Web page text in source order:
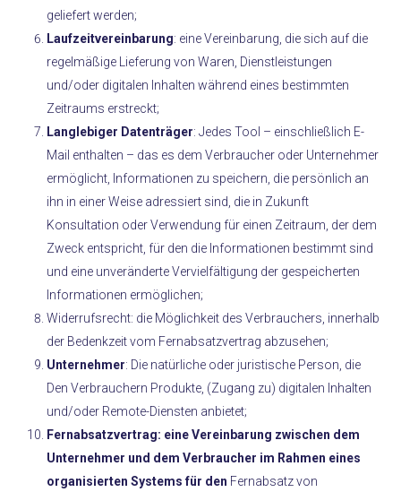
geliefert werden;
Laufzeitvereinbarung: eine Vereinbarung, die sich auf die
regelmäßige Lieferung von Waren, Dienstleistungen
und/oder digitalen Inhalten während eines bestimmten
Zeitraums erstreckt;
Langlebiger Datenträger: Jedes Tool – einschließlich E-
Mail enthalten – das es dem Verbraucher oder Unternehmer
ermöglicht, Informationen zu speichern, die persönlich an
ihn in einer Weise adressiert sind, die in Zukunft
Konsultation oder Verwendung für einen Zeitraum, der dem
Zweck entspricht, für den die Informationen bestimmt sind
und eine unveränderte Vervielfältigung der gespeicherten
Informationen ermöglichen;
Widerrufsrecht: die Möglichkeit des Verbrauchers, innerhalb
der Bedenkzeit vom Fernabsatzvertrag abzusehen;
Unternehmer: Die natürliche oder juristische Person, die
Den Verbrauchern Produkte, (Zugang zu) digitalen Inhalten
und/oder Remote-Diensten anbietet;
Fernabsatzvertrag: eine Vereinbarung zwischen dem
Unternehmer und dem Verbraucher im Rahmen eines
organisierten Systems für den Fernabsatz von